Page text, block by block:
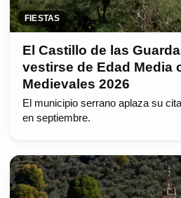
FIESTAS
El Castillo de las
vestirse de Edad Media
Medievales 2026
El municipio serrano aplaza su
en septiembre.